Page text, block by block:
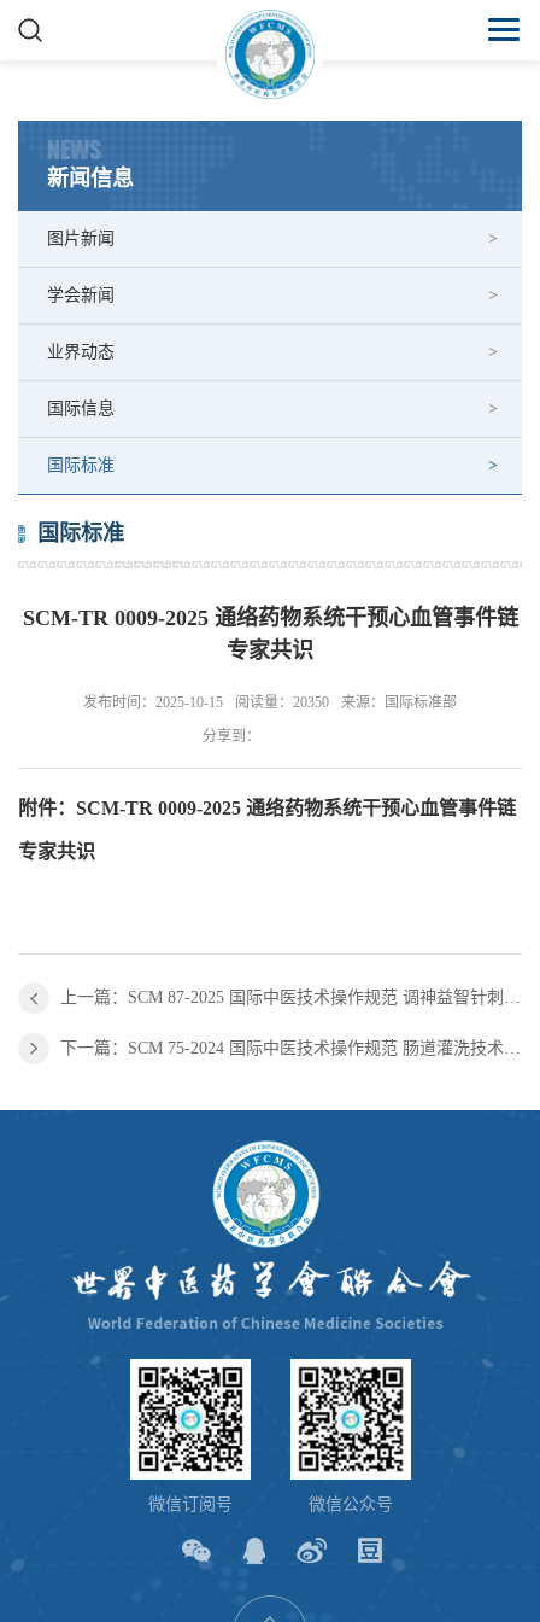
NEWS
新闻信息
图片新闻
学会新闻
业界动态
国际信息
国际标准
国际标准
SCM-TR 0009-2025 通络药物系统干预心血管事件链
专家共识
发布时间：2025-10-15 阅读量：20350
来源：国际标准部
分享到：
附件： SCM-TR 0009-2025 通络药物系统干预心血管事件链
专家共识
微信订阅号 微信公众号